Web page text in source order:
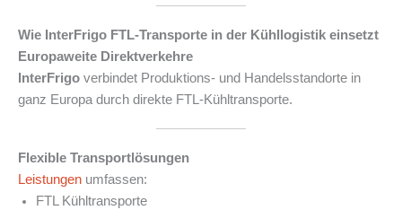
Wie InterFrigo FTL-Transporte in der Kühllogistik einsetzt
Europaweite Direktverkehre
InterFrigo verbindet Produktions- und Handelsstandorte in
ganz Europa durch direkte FTL-Kühltransporte.
Flexible Transportlösungen
Leistungen umfassen:
FTL Kühltransporte